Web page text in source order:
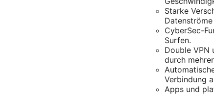
Starke
CyberSec-
Surfen.
Double VPN
durch
Verbindung
Apps und